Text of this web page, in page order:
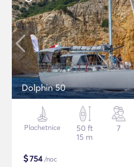
Dolphin 50
Plachetnice
50 ft
15 m
7
$754/noc